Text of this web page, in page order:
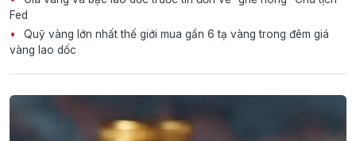
Fed
Quỹ vàng lớn nhất thế giới mua gần 6 tạ vàng trong đêm giá
vàng lao dốc